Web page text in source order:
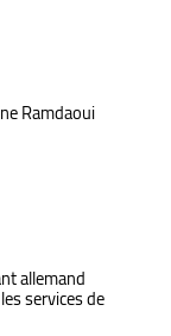
Ramdaoui
allemand
services de